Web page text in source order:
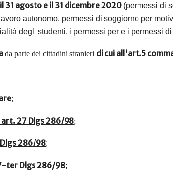
31 agosto e il 31 dicembre 2020 (permessi di
autonomo, permessi di soggiorno per
degli studenti, i permessi per e i permessi
da parte dei cittadini stranieri di cui all'art.5
;
27 Dlgs 286/98;
286/98;
ter Dlgs 286/98;